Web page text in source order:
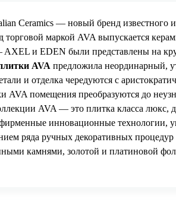
Ceramics — новый бренд известного
торговой маркой AVA выпускается
и EDEN были представлены на
AVA предложила неординарный,
и отделка чередуются с
AVA помещения преобразуются до
AVA — это плитка класса люкс,
инновационные технологии,
ряда ручных декоративных
камнями, золотой и платиновой